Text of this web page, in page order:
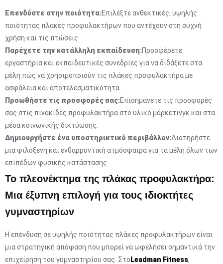
Επενδύστε στην ποιότητα:Επιλέξτε ανθεκτικές, υψηλής
ποιότητας πλάκες προφυλακτήρων που αντέχουν στη συχνή
χρήση και τις πτώσεις.
Παρέχετε την κατάλληλη εκπαίδευση:Προσφέρετε
εργαστήρια και εκπαιδευτικές συνεδρίες για να διδάξετε στα
μέλη πώς να χρησιμοποιούν τις πλάκες προφυλακτήρα με
ασφάλεια και αποτελεσματικότητα.
Προωθήστε τις προσφορές σας:Επισημάνετε τις προσφορές
σας στις πινακίδες προφυλακτήρα στο υλικό μάρκετινγκ και στα
μέσα κοινωνικής δικτύωσης.
Δημιουργήστε ένα υποστηρικτικό περιβάλλον:Διατηρήστε
μια φιλόξενη και ενθαρρυντική ατμόσφαιρα για τα μέλη όλων των
επιπέδων φυσικής κατάστασης.
Το πλεονέκτημα της πλάκας προφυλακτήρα:
Μια έξυπνη επιλογή για τους ιδιοκτήτες
γυμναστηρίων
Η επένδυση σε υψηλής ποιότητας πλάκες προφυλακτήρων είναι
μια στρατηγική απόφαση που μπορεί να ωφελήσει σημαντικά την
επιχείρηση του γυμναστηρίου σας. Στο Leadman Fitness,